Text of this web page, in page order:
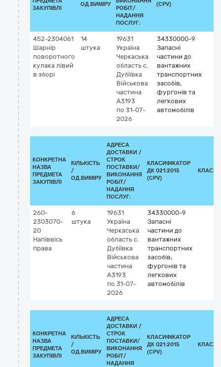
ЗАКУПІВЛІ
ОД.ВИМІРУ
РОБІТ/
НАДАННЯ
ПОСЛУГ:
(CPV)
452-2304061
Шарнір
поворотного
кулака лівий
в зборі
14
штука
19631
Україна
Черкаська
область с.
Дубіївка
Військова
частина
А3193
по 31-07-
2026
34330000-9
Запасні
частини до
вантажних
транспортних
засобів,
фургонів та
легкових
автомобілів
КОНКРЕТНА
НАЗВА
ПРЕДМЕТА
ЗАКУПІВЛІ
КІЛЬКІСТЬ
/
ОД.ВИМІРУ
АДРЕСА
ДОСТАВКИ /
СТРОК
ПОСТАВКИ/
ВИКОНАННЯ
РОБІТ/
НАДАННЯ
ПОСЛУГ:
КЛАСИФІКАТОР
ДК 021:2015
(CPV)
260-
2303070-
20
Напіввісь
права
6
штука
19631
Україна
Черкаська
область с.
Дубіївка
Військова
частина
А3193
по 31-07-
2026
34330000-9
Запасні
частини до
вантажних
транспортних
засобів,
фургонів та
легкових
автомобілів
КОНКРЕТНА
НАЗВА
ПРЕДМЕТА
ЗАКУПІВЛІ
КІЛЬКІСТЬ
/
ОД.ВИМІРУ
АДРЕСА
ДОСТАВКИ /
СТРОК
ПОСТАВКИ/
ВИКОНАННЯ
РОБІТ/
НАДАННЯ
КЛАСИФІКАТОР
ДК 021:2015
(CPV)